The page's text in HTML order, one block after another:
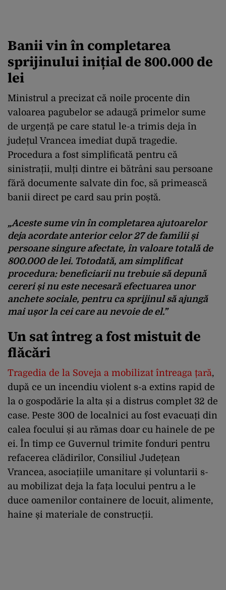
Banii vin în completarea
sprijinului inițial de 800.000 de
lei
Ministrul a precizat că noile procente din
valoarea pagubelor se adaugă primelor sume
de urgență pe care statul le-a trimis deja în
județul Vrancea imediat după tragedie.
Procedura a fost simplificată pentru că
sinistrații, mulți dintre ei bătrâni sau persoane
fără documente salvate din foc, să primească
banii direct pe card sau prin poștă.
„Aceste sume vin în completarea ajutoarelor
deja acordate anterior celor 27 de familii și
persoane singure afectate, în valoare totală de
800.000 de lei. Totodată, am simplificat
procedura: beneficiarii nu trebuie să depună
cereri și nu este necesară efectuarea unor
anchete sociale, pentru ca sprijinul să ajungă
mai ușor la cei care au nevoie de el.”
Un sat întreg a fost mistuit de
flăcări
Tragedia de la Soveja a mobilizat întreaga țară,
după ce un incendiu violent s-a extins rapid de
la o gospodărie la alta și a distrus complet 32 de
case. Peste 300 de localnici au fost evacuați din
calea focului și au rămas doar cu hainele de pe
ei. În timp ce Guvernul trimite fonduri pentru
refacerea clădirilor, Consiliul Județean
Vrancea, asociațiile umanitare și voluntarii s-
au mobilizat deja la fața locului pentru a le
duce oamenilor containere de locuit, alimente,
haine și materiale de construcții.